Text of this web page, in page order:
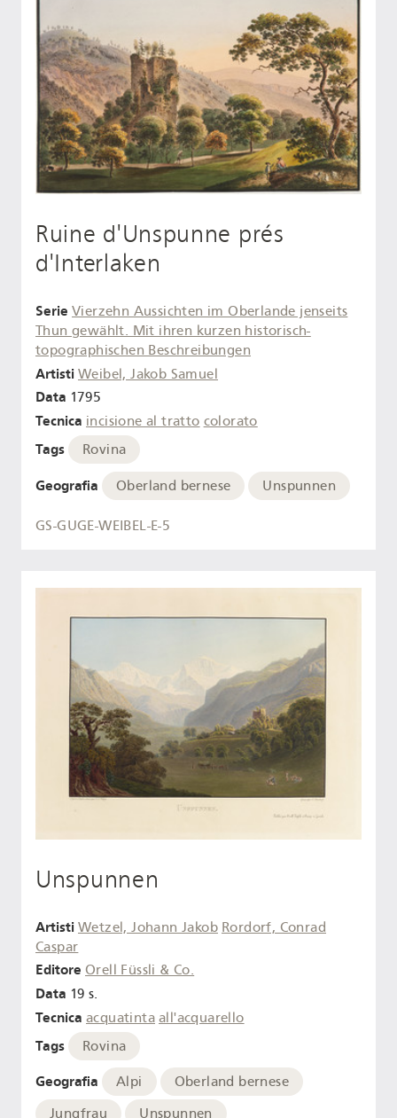
Ruine d'Unspunne prés
d'Interlaken
Serie Vierzehn Aussichten im Oberlande jenseits
Thun gewählt. Mit ihren kurzen historisch-
topographischen Beschreibungen
Artisti Weibel, Jakob Samuel
Data 1795
Tecnica incisione al tratto colorato
Tags Rovina
Geografia Oberland bernese Unspunnen
GS-GUGE-WEIBEL-E-5
Unspunnen
Artisti Wetzel, Johann Jakob Rordorf, Conrad
Caspar
Editore Orell Füssli & Co.
Data 19 s.
Tecnica acquatinta all'acquarello
Tags Rovina
Geografia Alpi
Oberland bernese
Jungfrau
Unspunnen